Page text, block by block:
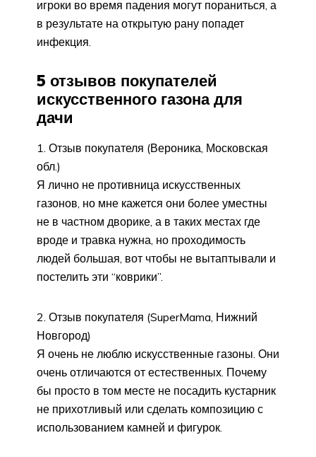
игроки во время падения могут пораниться, а
в результате на открытую рану попадет
инфекция.
5 отзывов покупателей
искусственного газона для
дачи
Отзыв покупателя (Вероника, Московская
обл.)
Я лично не противница искусственных
газонов, но мне кажется они более уместны
не в частном дворике, а в таких местах где
вроде и травка нужна, но проходимость
людей большая, вот чтобы не вытаптывали и
постелить эти “коврики”.
Отзыв покупателя (SuperMama, Нижний
Новгород)
Я очень не люблю искусственные газоны. Они
очень отличаются от естественных. Почему
бы просто в том месте не посадить кустарник
не прихотливый или сделать композицию с
использованием камней и фигурок.